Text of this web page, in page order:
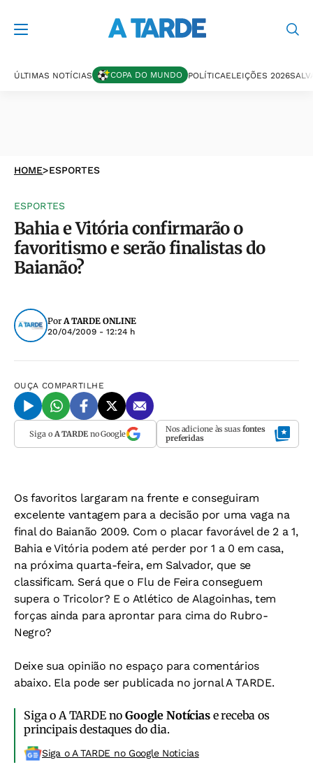
ÚLTIMAS NOTÍCIAS COPA DO MUNDO POLÍTICAELEIÇÕES 2026
HOME>ESPORTES
ESPORTES
Bahia e Vitória confirmarão o
favoritismo e serão finalistas do
Baianão?
PorA TARDE ONLINE
20/04/2009 - 12:24 h
OUÇA COMPARTILHE
Siga o A TARDEno Google Nos adicione às suas fontes
preferidas
Os favoritos largaram na frente e conseguiram
excelente vantagem para a decisão por uma vaga na
final do Baianão 2009. Com o placar favorável de 2 a 1,
Bahia e Vitória podem até perder por 1 a 0 em casa,
na próxima quarta-feira, em Salvador, que se
classificam. Será que o Flu de Feira conseguem
supera o Tricolor? E o Atlético de Alagoinhas, tem
forças ainda para aprontar para cima do Rubro-
Negro?
Deixe sua opinião no espaço para comentários
abaixo. Ela pode ser publicada no jornal A TARDE.
Siga o A TARDE noGoogle Notíciase receba os
principais destaques do dia.
Siga o A TARDE no Google Noticias